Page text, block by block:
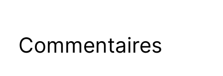
Commentaires